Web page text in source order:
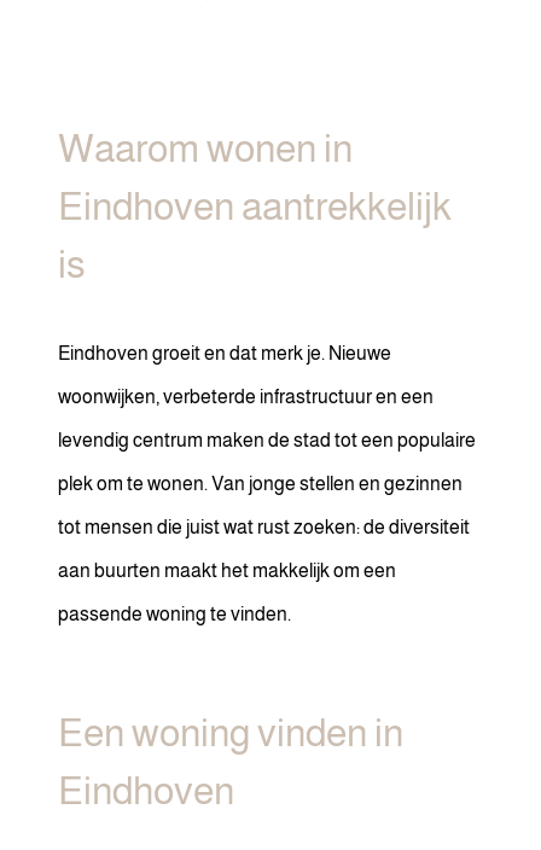
Waarom wonen in
Eindhoven aantrekkelijk
is
Eindhoven groeit en dat merk je. Nieuwe
woonwijken, verbeterde infrastructuur en een
levendig centrum maken de stad tot een populaire
plek om te wonen. Van jonge stellen en gezinnen
tot mensen die juist wat rust zoeken: de diversiteit
aan buurten maakt het makkelijk om een
passende woning te vinden.
Een woning vinden in
Eindhoven